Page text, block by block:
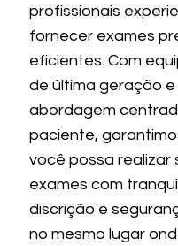
profissionais
fornecer exames
eficientes. Com
de última geração e
abordagem
paciente,
você possa realizar
exames com
discrição e
no mesmo lugar